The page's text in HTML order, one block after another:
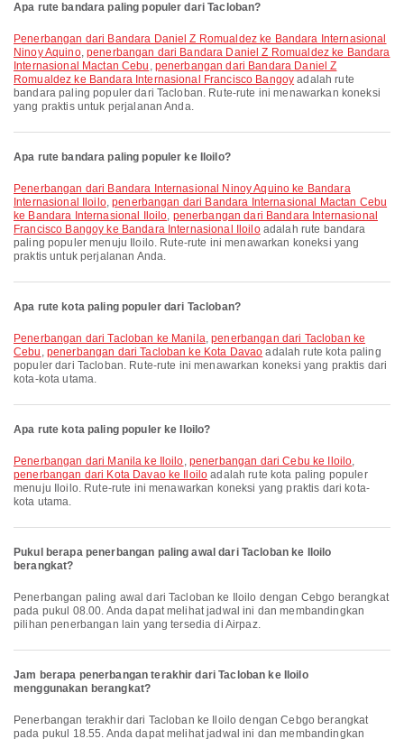
Apa rute bandara paling populer dari Tacloban?
penerbangan dari Bandara Daniel Z Romualdez ke Bandara Internasional
Ninoy Aquino, penerbangan dari Bandara Daniel Z Romualdez ke Bandara
Internasional Mactan Cebu , penerbangan dari Bandara Daniel Z
Romualdez ke Bandara Internasional Francisco Bangoy adalah rute
bandara paling populer dari Tacloban. Rute-rute ini menawarkan koneksi
yang praktis untuk perjalanan Anda.
Apa rute bandara paling populer ke Iloilo?
penerbangan dari Bandara Internasional Ninoy Aquino ke Bandara
Internasional Iloilo,penerbangan dari Bandara Internasional Mactan Cebu
ke Bandara Internasional Iloilo, penerbangan dari Bandara Internasional
Francisco Bangoy ke Bandara Internasional Iloiloadalah rute bandara
paling populer menuju Iloilo. Rute-rute ini menawarkan koneksi yang
praktis untuk perjalanan Anda.
Apa rute kota paling populer dari Tacloban?
penerbangan dari Tacloban ke Manila,penerbangan dari Tacloban ke
Cebu , penerbangan dari Tacloban ke Kota Davao adalah rute kota paling
populer dari Tacloban. Rute-rute ini menawarkan koneksi yang praktis dari
kota-kota utama.
Apa rute kota paling populer ke Iloilo?
penerbangan dari Manila ke Iloilo, penerbangan dari Cebu ke Iloilo,
penerbangan dari Kota Davao ke Iloilo adalah rute kota paling populer
menuju Iloilo. Rute-rute ini menawarkan koneksi yang praktis dari kota-
kota utama.
Pukul berapa penerbangan paling awal dari Tacloban ke Iloilo
berangkat?
Penerbangan paling awal dari Tacloban ke Iloilo dengan Cebgo berangkat
pada pukul 08.00. Anda dapat melihat jadwal ini dan membandingkan
pilihan penerbangan lain yang tersedia di Airpaz.
Jam berapa penerbangan terakhir dari Tacloban ke Iloilo
menggunakan berangkat?
Penerbangan terakhir dari Tacloban ke Iloilo dengan Cebgo berangkat
pada pukul 18.55. Anda dapat melihat jadwal ini dan membandingkan